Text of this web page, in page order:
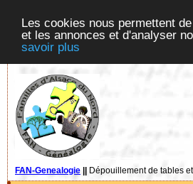
Les cookies nous permettent
et les annonces et d'analyser
savoir plus
FAN-Genealogie Dépouillement de tables